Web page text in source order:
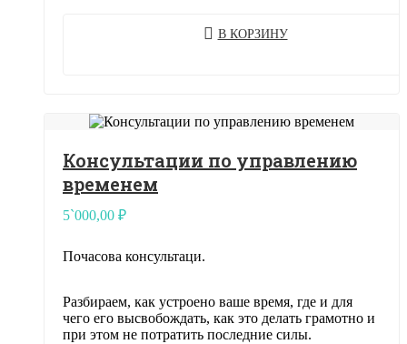
В КОРЗИНУ
Консультации по управлению
временем
5`000,00 ₽
Почасова консультаци.
Разбираем, как устроено ваше время, где и для
чего его высвобождать, как это делать грамотно и
при этом не потратить последние силы.